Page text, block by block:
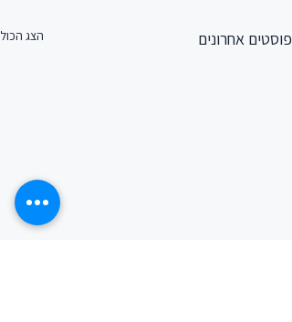
פוסטים אחרונים הצג הכול